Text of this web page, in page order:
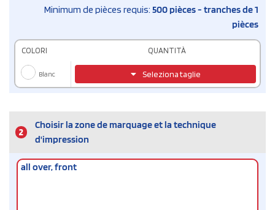
Minimum de pièces requis: 500 pièces - tranches de 1
pièces
COLORI QUANTITÀ
Blanc Seleziona taglie
2
Choisir la zone de marquage et la technique
d'impression
all over, front